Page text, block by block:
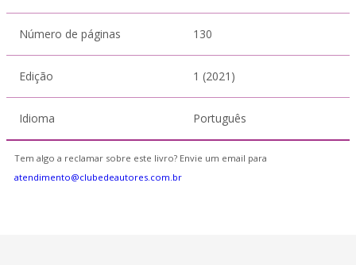
Número de páginas 130
Edição 1 (2021)
Idioma Português
Tem algo a reclamar sobre este livro? Envie um email para
atendimento@clubedeautores.com.br